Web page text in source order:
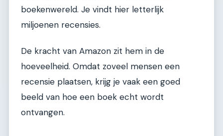
boekenwereld. Je vindt hier letterlijk
miljoenen recensies.
De kracht van Amazon zit hem in de
hoeveelheid. Omdat zoveel mensen een
recensie plaatsen, krijg je vaak een goed
beeld van hoe een boek echt wordt
ontvangen.